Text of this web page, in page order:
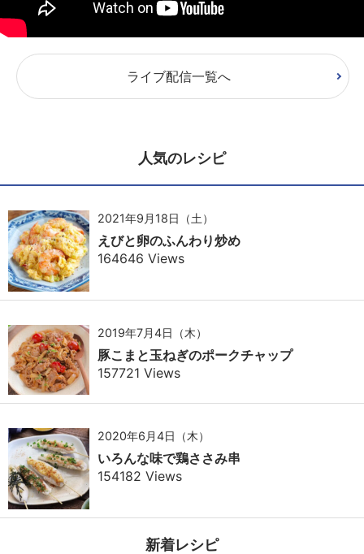
ライブ配信一覧へ
人気のレシピ
2021年9月18日（土）
えびと卵のふんわり炒め
164646 Views
2019年7月4日（木）
豚こまと玉ねぎのポークチャップ
157721 Views
2020年6月4日（木）
いろんな味で鶏ささみ串
154182 Views
新着レシピ